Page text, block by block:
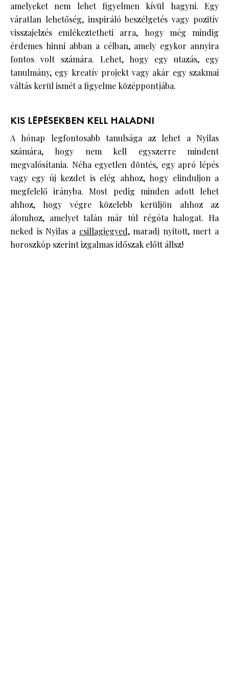
amelyeket nem lehet figyelmen kívül hagyni. Egy
váratlan lehetőség, inspiráló beszélgetés vagy pozitív
visszajelzés emlékeztetheti arra, hogy még mindig
érdemes hinni abban a célban, amely egykor annyira
fontos volt számára. Lehet, hogy egy utazás, egy
tanulmány, egy kreatív projekt vagy akár egy szakmai
váltás kerül ismét a figyelme középpontjába.
KIS LÉPÉSEKBEN KELL HALADNI
A hónap legfontosabb tanulsága az lehet a Nyilas
számára, hogy nem kell egyszerre mindent
megvalósítania. Néha egyetlen döntés, egy apró lépés
vagy egy új kezdet is elég ahhoz, hogy elinduljon a
megfelelő irányba. Most pedig minden adott lehet
ahhoz, hogy végre közelebb kerüljön ahhoz az
álomhoz, amelyet talán már túl régóta halogat. Ha
neked is Nyilas a csillagjegyed, maradj nyitott, mert a
horoszkóp szerint izgalmas időszak előtt állsz!